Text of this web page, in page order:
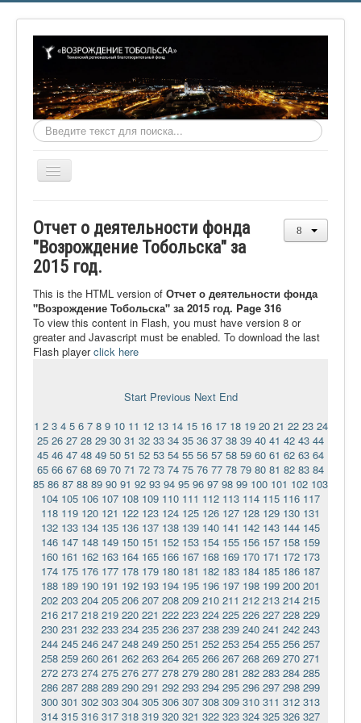
Искать...
Включить/
О фонде
Онлайн библиотека
Видеоматериалы
Контакты
Сайт проекта Достоевский
Отчет о деятельности фонда
"Возрождение Тобольска" за
2015 год.
This is the HTML version of Отчет о деятельности фонда
"Возрождение Тобольска" за 2015 год. Page 316
To view this content in Flash, you must have version 8 or
greater and Javascript must be enabled. To download the last
Flash playerclick here
Start Previous Next End
1 2 3 4 5 6 7 8 9 10 11 12 13 14 15 16 17 18 19 20 21 22 23 24
25 26 27 28 29 30 31 32 33 34 35 36 37 38 39 40 41 42 43 44
45 46 47 48 49 50 51 52 53 54 55 56 57 58 59 60 61 62 63 64
65 66 67 68 69 70 71 72 73 74 75 76 77 78 79 80 81 82 83 84
85 86 87 88 89 90 91 92 93 94 95 96 97 98 99 100 101 102 103
104 105 106 107 108 109 110 111 112 113 114 115 116 117
118 119 120 121 122 123 124 125 126 127 128 129 130 131
132 133 134 135 136 137 138 139 140 141 142 143 144 145
146 147 148 149 150 151 152 153 154 155 156 157 158 159
160 161 162 163 164 165 166 167 168 169 170 171 172 173
174 175 176 177 178 179 180 181 182 183 184 185 186 187
188 189 190 191 192 193 194 195 196 197 198 199 200 201
202 203 204 205 206 207 208 209 210 211 212 213 214 215
216 217 218 219 220 221 222 223 224 225 226 227 228 229
230 231 232 233 234 235 236 237 238 239 240 241 242 243
244 245 246 247 248 249 250 251 252 253 254 255 256 257
258 259 260 261 262 263 264 265 266 267 268 269 270 271
272 273 274 275 276 277 278 279 280 281 282 283 284 285
286 287 288 289 290 291 292 293 294 295 296 297 298 299
300 301 302 303 304 305 306 307 308 309 310 311 312 313
314 315 316 317 318 319 320 321 322 323 324 325 326 327